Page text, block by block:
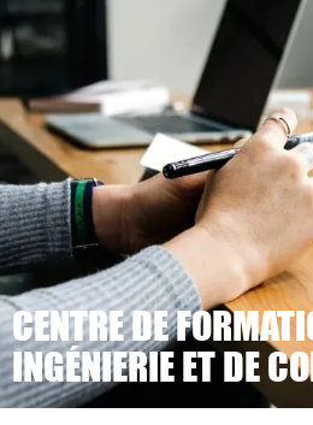
CENTRE DE
INGÉNIERIE ET DE